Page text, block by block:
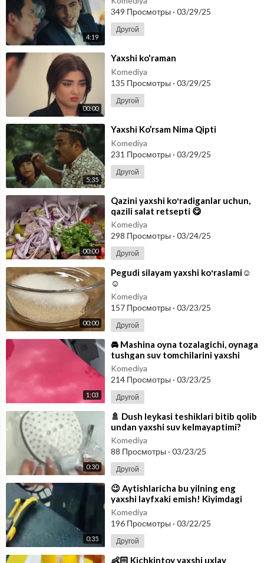
4:19
349 Просмотры · 03/29/25
Другой
00:00
⁣Yaxshi ko'raman
Komediya
135 Просмотры · 03/29/25
Другой
5:35
⁣Yaxshi Ko’rsam Nima Qipti
Komediya
231 Просмотры · 03/29/25
Другой
00:00
⁣Qazini yaxshi koʻradiganlar uchun,
qazili salat retsepti 😋
Komediya
298 Просмотры · 03/24/25
Другой
00:00
⁣Pegudi silayam yaxshi koʻraslami☺️
☺️
Komediya
157 Просмотры · 03/23/25
Другой
1:03
⁣🚘 Mashina oyna tozalagichi, oynaga
tushgan suv tomchilarini yaxshi
tozalay olmayaptimi? Sasha aka
Komediya
214 Просмотры · 03/23/25
Другой
0:30
⁣🚿 Dush leykasi teshiklari bitib qolib
undan yaxshi suv kelmayaptimi?
Unda siz dush leykasini uksus
Komediya
88 Просмотры · 03/23/25
Другой
0:35
⁣😉 Aytishlaricha bu yilning eng
yaxshi layfxaki emish! Kiyimdagi
katishkalarni oson ketqazishni xohl
Komediya
196 Просмотры · 03/22/25
Другой
⁣👶🏻 Kichkintoy yaxshi uxlay